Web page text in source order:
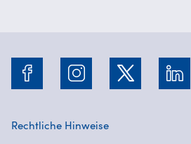
Rechtliche Hinweise